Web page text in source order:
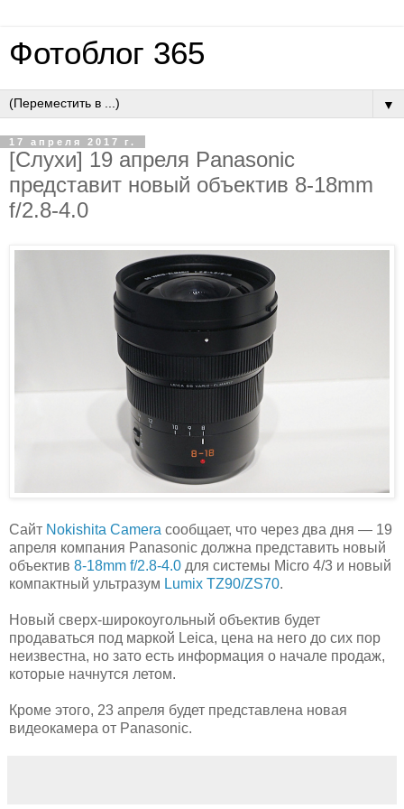
Фотоблог 365
▼
17 апреля 2017 г.
[Слухи] 19 апреля Panasonic
представит новый объектив 8-18mm
f/2.8-4.0
Сайт Nokishita Camera сообщает, что через два дня — 19
апреля компания Panasonic должна представить новый
объектив 8-18mm f/2.8-4.0 для системы Micro 4/3 и новый
компактный ультразум Lumix TZ90/ZS70.
Новый сверх-широкоугольный объектив будет
продаваться под маркой Leica, цена на него до сих пор
неизвестна, но зато есть информация о начале продаж,
которые начнутся летом.
Кроме этого, 23 апреля будет представлена новая
видеокамера от Panasonic.